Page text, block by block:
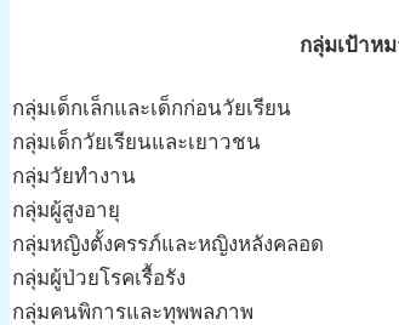
กลุ่มเป้าห
กลุ่มเด็กเล็กและเด็กก่อนวัยเรียน
กลุ่มเด็กวัยเรียนและเยาวชน
กลุ่มวัยทำงาน
กลุ่มผู้สูงอายุ
กลุ่มหญิงตั้งครรภ์และหญิงหลังคลอด
กลุ่มผู้ป่วยโรคเรื้อรัง
กลุ่มคนพิการและทุพพลภาพ